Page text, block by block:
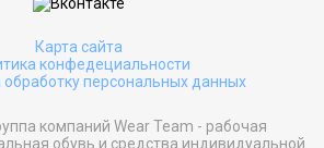
Карта сайта
конфедециальности
обработку персональных данных
компаний Wear Team - рабочая
обувь и средства индивидуальной